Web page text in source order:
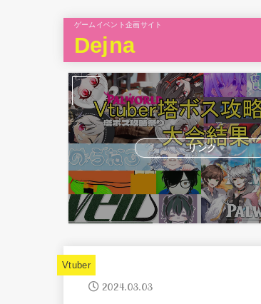
ゲームイベント企画サイト
Dejna
リンク
Vtuber
2024.03.03